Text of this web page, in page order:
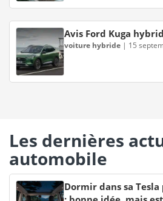
Avis Ford Kuga
voiture hybride | 15
Les dernières
automobile
Dormir dans sa